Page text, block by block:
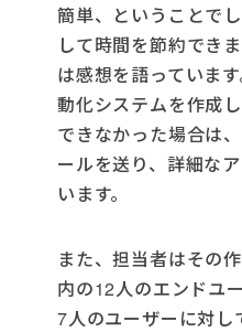
簡単、ということで
して時間を節約でき
は感想を語っていま
動化システムを作成
できなかった場合は
ールを送り、詳細な
います。
また、担当者はその
内の12人のエンドユ
7人のユーザーに対